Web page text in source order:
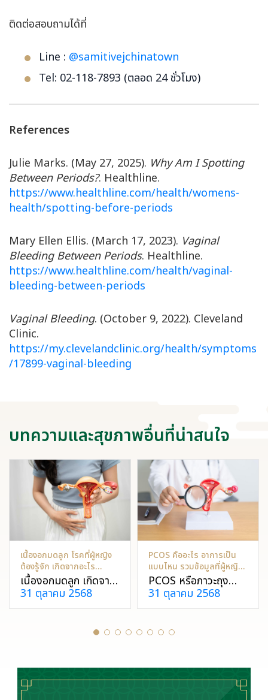
ติดต่อสอบถามได้ที่
Line : @samitivejchinatown
Tel: 02-118-7893 (ตลอด 24 ชั่วโมง)
References
Julie Marks. (May 27, 2025). Why Am I Spotting
Between Periods?. Healthline.
https://www.healthline.com/health/womens-
health/spotting-before-periods
Mary Ellen Ellis. (March 17, 2023). Vaginal
Bleeding Between Periods. Healthline.
https://www.healthline.com/health/vaginal-
bleeding-between-periods
Vaginal Bleeding. (October 9, 2022). Cleveland
Clinic.
https://my.clevelandclinic.org/health/symptoms
/17899-vaginal-bleeding
บทความและสุขภาพอื่นที่น่าสนใจ
เนื้องอกมดลูก โรคที่ผู้หญิง
ต้องรู้จัก เกิดจากอะไร
ป้องกันได้ไหม?
เนื้องอกมดลูก เกิดจาก
เซลล์กล้ามเนื้อมดลูก
เจริญเติบโตผิดปกติ
ทำให้ประจำเดือนมามาก
ผิดปกติ ปวดท้องน้อย
เจอก้อนที่ท้อง ควร
ปรึกษาแพทย์
31 ตุลาคม 2568
PCOS คืออะไร อาการเป็น
แบบไหน รวมข้อมูลที่ผู้หญิง
ควรรู้!
PCOS หรือภาวะถุงน้ำ
รังไข่หลายใบ พบได้บ่อย
ในผู้หญิง สาเหตุการ
เกิดไม่เป็นที่แน่ชัด แต่
สามารถเข้ารับการรักษา
เกิดภาวะแทรกซ้อนที่
เป็นอันตรายได้
31 ตุลาคม 2568